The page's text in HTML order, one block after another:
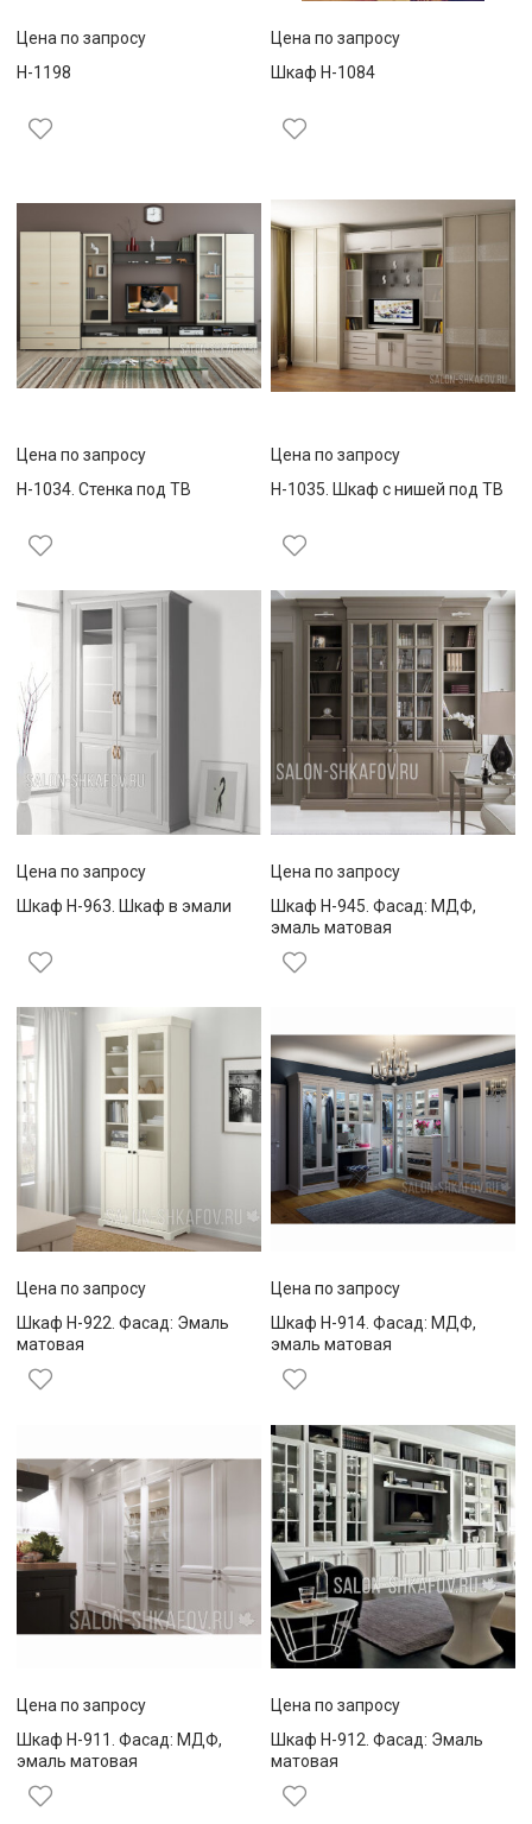
Цена по запросу
Н-1198
Цена по запросу
Шкаф Н-1084
Цена по запросу
Н-1034. Стенка под ТВ
Цена по запросу
Н-1035. Шкаф с нишей под ТВ
Цена по запросу
Шкаф Н-963. Шкаф в эмали
Цена по запросу
Шкаф Н-945. Фасад: МДФ,
эмаль матовая
Цена по запросу
Шкаф Н-922. Фасад: Эмаль
матовая
Цена по запросу
Шкаф Н-914. Фасад: МДФ,
эмаль матовая
Цена по запросу
Шкаф Н-911. Фасад: МДФ,
эмаль матовая
Цена по запросу
Шкаф Н-912. Фасад: Эмаль
матовая